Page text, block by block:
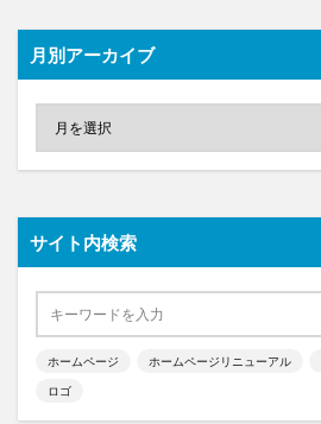
月別アーカイブ
サイト内検索
ホームページ ホームページリニューアル
ロゴ